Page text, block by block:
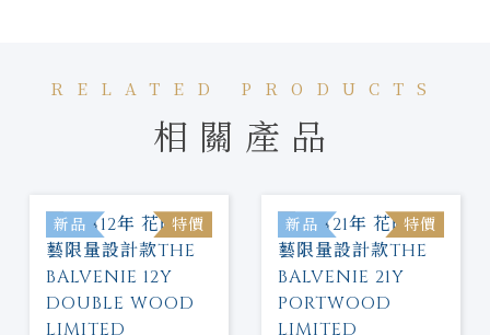
RELATED PRODUCTS
相關產品
新品 特價 新品 特價